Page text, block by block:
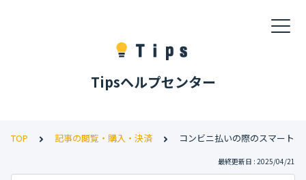
Tipsヘルプセンター
TOP 記事の閲覧・購入・決済 コンビニ払いの際のスマート
最終更新日 : 2025/04/21